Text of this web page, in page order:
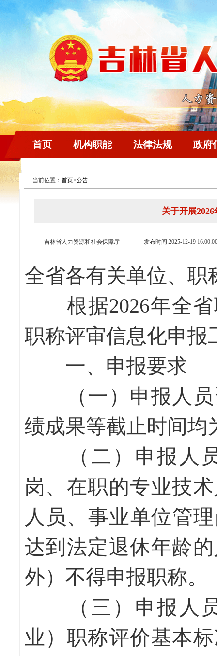
首页 机构职能 法律法规 政府
当前位置： 首页>公告
关于开展
吉林省人力资源和社会保障厅 发布时间:2025-12-19 16:00:00
全省各有关单位、职
根据2026年全省
职称评审信息化申报
一、申报要求
（一）申报人员
绩成果等截止时间均
（二）申报人员
岗、在职的专业技
人员、事业单位管
达到法定退休年龄
外）不得申报职称。
（三）申报人员
业）职称评价基本